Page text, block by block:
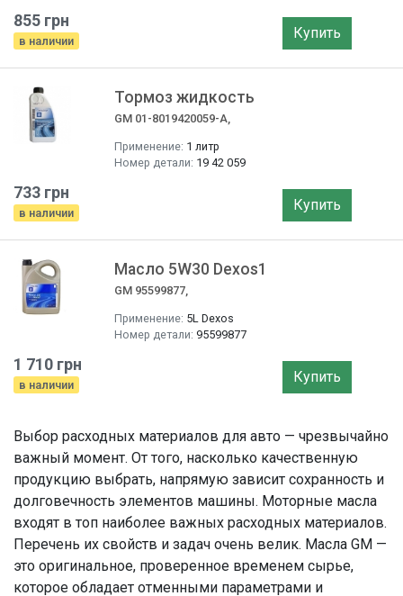
855 грн
в наличии Купить
Тормоз жидкость
GM 01-8019420059-A,
Применение: 1 литр
Номер детали: 19 42 059
733 грн
в наличии Купить
Масло 5W30 Dexos1
GM 95599877,
Применение: 5L Dexos
Номер детали: 95599877
1 710 грн
в наличии Купить
Выбор расходных материалов для авто — чрезвычайно
важный момент. От того, насколько качественную
продукцию выбрать, напрямую зависит сохранность и
долговечность элементов машины. Моторные масла
входят в топ наиболее важных расходных материалов.
Перечень их свойств и задач очень велик. Масла GM —
это оригинальное, проверенное временем сырье,
которое обладает отменными параметрами и